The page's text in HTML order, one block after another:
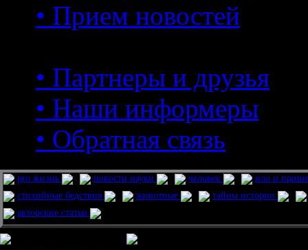
• Прием новостей
• Партнеры и друзья
• Наши информеры
• Обратная связь
pro жизнь новости науки человек
нло и
стихийные бедствия
животные
тайны истории
авторские статьи